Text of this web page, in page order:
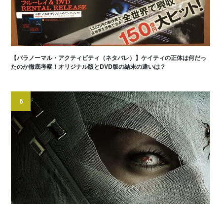
【パラノーマル・アクティビティ（ネタバレ）】ケイティの正体は何だっ
たのか徹底考察！オリジナル版とDVD版の結末の違いは？
6